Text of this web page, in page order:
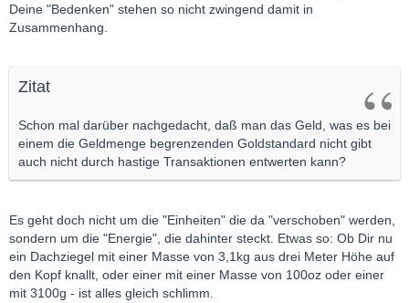
Deine "Bedenken" stehen so nicht zwingend damit in
Zusammenhang.
Zitat
Schon mal darüber nachgedacht, daß man das Geld, was es bei
einem die Geldmenge begrenzenden Goldstandard nicht gibt
auch nicht durch hastige Transaktionen entwerten kann?
Es geht doch nicht um die "Einheiten" die da "verschoben" werden,
sondern um die "Energie", die dahinter steckt. Etwas so: Ob Dir nu
ein Dachziegel mit einer Masse von 3,1kg aus drei Meter Höhe auf
den Kopf knallt, oder einer mit einer Masse von 100oz oder einer
mit 3100g - ist alles gleich schlimm.